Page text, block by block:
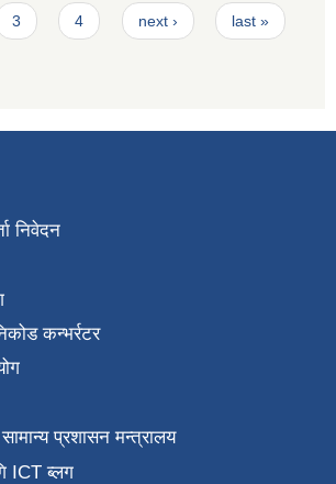
3 4 next › last »
निवेदन
कन्भर्रटर
प्रशासन मन्त्रालय
ICT ब्लग